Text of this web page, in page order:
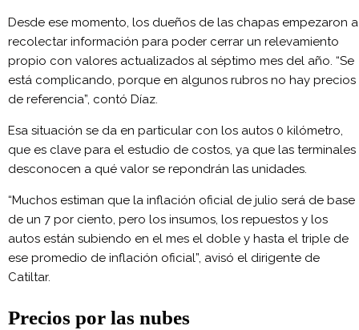
Desde ese momento, los dueños de las chapas empezaron a
recolectar información para poder cerrar un relevamiento
propio con valores actualizados al séptimo mes del año. “Se
está complicando, porque en algunos rubros no hay precios
de referencia”, contó Díaz.
Esa situación se da en particular con los autos 0 kilómetro,
que es clave para el estudio de costos, ya que las terminales
desconocen a qué valor se repondrán las unidades.
“Muchos estiman que la inflación oficial de julio será de base
de un 7 por ciento, pero los insumos, los repuestos y los
autos están subiendo en el mes el doble y hasta el triple de
ese promedio de inflación oficial”, avisó el dirigente de
Catiltar.
Precios por las nubes